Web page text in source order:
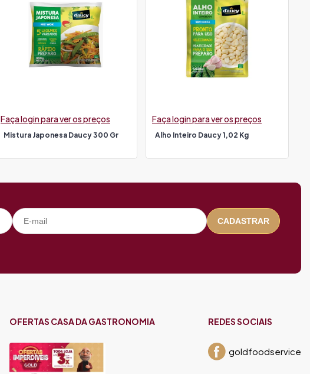
Mistura Japonesa Daucy 300 Gr
Faça login para ver os preços
Alho Inteiro Daucy 1,02 Kg
Faça login para ver os preços
CADASTRAR
OFERTAS CASA DA GASTRONOMIA REDES SOCIAIS
goldfoodservice